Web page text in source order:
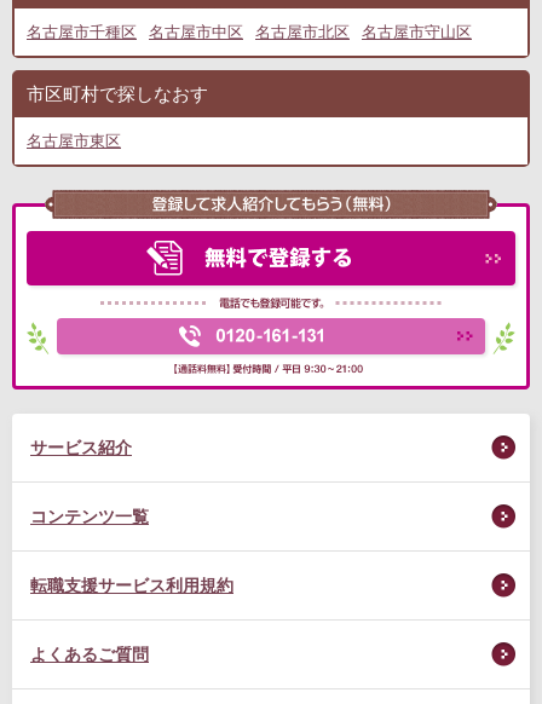
名古屋市千種区 名古屋市中区 名古屋市北区 名古屋市守山区
市区町村で探しなおす
名古屋市東区
サービス紹介
コンテンツ一覧
転職支援サービス利用規約
よくあるご質問